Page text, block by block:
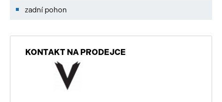
zadní pohon
KONTAKT NA PRODEJCE